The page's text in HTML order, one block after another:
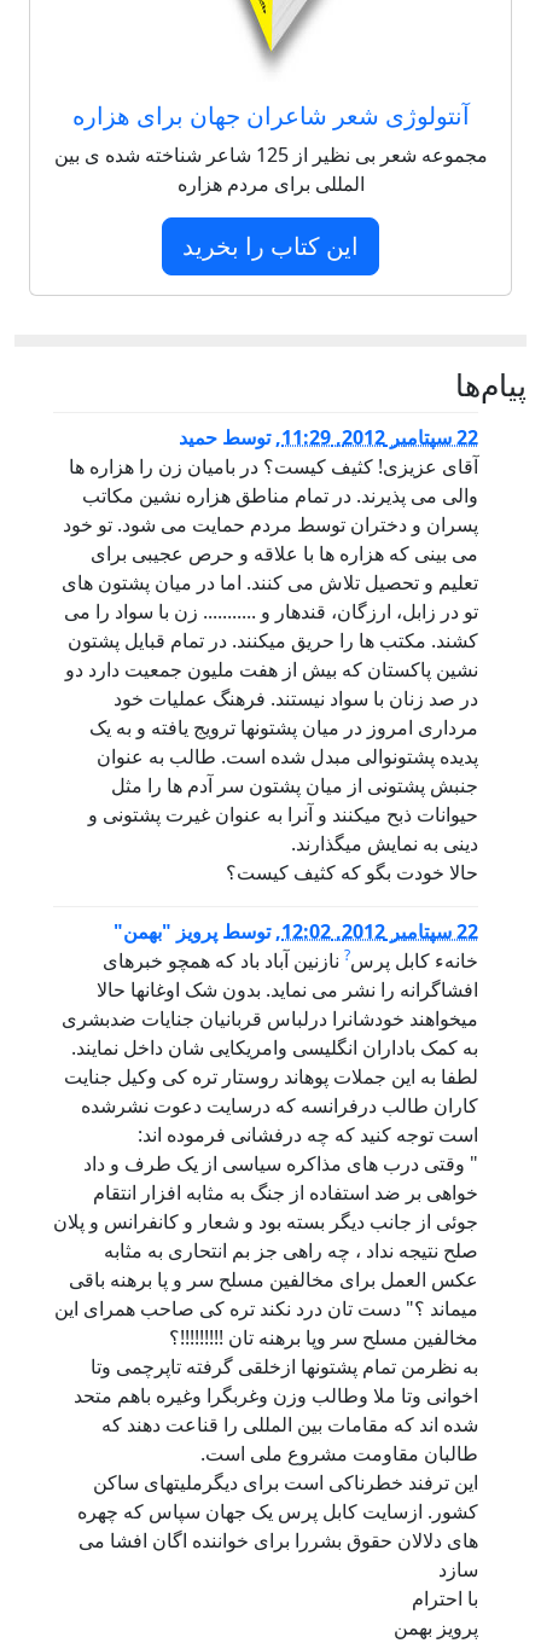
آنتولوژی شعر شاعران جهان برای هزاره
مجموعه شعر بی نظیر از 125 شاعر شناخته شده ی بین
المللی برای مردم هزاره
این کتاب را بخرید
پيام‌ها
22 سپتامبر 2012, 11:29 ,توسط حمید
آقای عزیزی! کثیف کیست؟ در بامیان زن را هزاره ها
والی می پذیرند. در تمام مناطق هزاره نشین مکاتب
پسران و دختران توسط مردم حمایت می شود. تو خود
می بینی که هزاره ها با علاقه و حرص عجیبی برای
تعلیم و تحصیل تلاش می کنند. اما در میان پشتون های
تو در زابل، ارزگان، قندهار و ........... زن با سواد را می
کشند. مکتب ها را حریق میکنند. در تمام قبایل پشتون
نشین پاکستان که بیش از هفت ملیون جمعیت دارد دو
در صد زنان با سواد نیستند. فرهنگ عملیات خود
مرداری امروز در میان پشتونها ترویج یافته و به یک
پدیده پشتونوالی مبدل شده است. طالب به عنوان
جنبش پشتونی از میان پشتون سر آدم ها را مثل
حیوانات ذبح میکنند و آنرا به عنوان غیرت پشتونی و
دینی به نمایش میگذارند.
حالا خودت بگو که کثیف کیست؟
22 سپتامبر 2012, 12:02 ,توسط پرویز "بهمن"
خانهء کابل پرس? نازنین آباد باد که همچو خبرهای
افشاگرانه را نشر می نماید. بدون شک اوغانها حالا
میخواهند خودشانرا درلباس قربانیان جنایات ضدبشری
به کمک باداران انگلیسی وامریکایی شان داخل نمایند.
لطفا به این جملات پوهاند روستار تره کی وکیل جنایت
کاران طالب درفرانسه که درسایت دعوت نشرشده
است توجه کنید که چه درفشانی فرموده اند:
" وقتی درب های مذاکره سیاسی از یک طرف و داد
خواهی بر ضد استفاده از جنگ به مثابه افزار انتقام
جوئی از جانب دیگر بسته بود و شعار و کانفرانس و پلان
صلح نتیجه نداد ، چه راهی جز بم انتحاری به مثابه
عکس العمل برای مخالفین مسلح سر و پا برهنه باقی
میماند ؟" دست تان درد نکند تره کی صاحب همرای این
مخالفین مسلح سر وپا برهنه تان !!!!!!!!!؟
به نظرمن تمام پشتونها ازخلقی گرفته تاپرچمی وتا
اخوانی وتا ملا وطالب وزن وغربگرا وغیره باهم متحد
شده اند که مقامات بین المللی را قناعت دهند که
طالبان مقاومت مشروع ملی است.
این ترفند خطرناکی است برای دیگرملیتهای ساکن
کشور. ازسایت کابل پرس یک جهان سپاس که چهره
های دلالان حقوق بشررا برای خواننده اگان افشا می
سازد
با احترام
پرویز بهمن